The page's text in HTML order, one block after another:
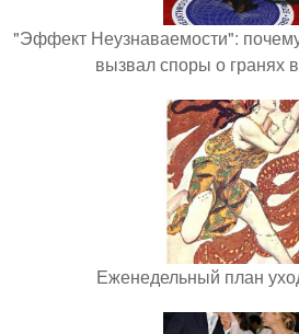
"Эффект Неузнаваемости":
вызвал споры о гранях
Еженедельный план